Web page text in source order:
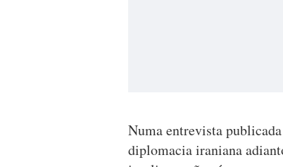
Numa entrevista
diplomacia iraniana